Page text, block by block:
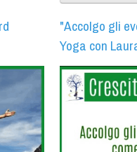
"Accolgo gli
Yoga con